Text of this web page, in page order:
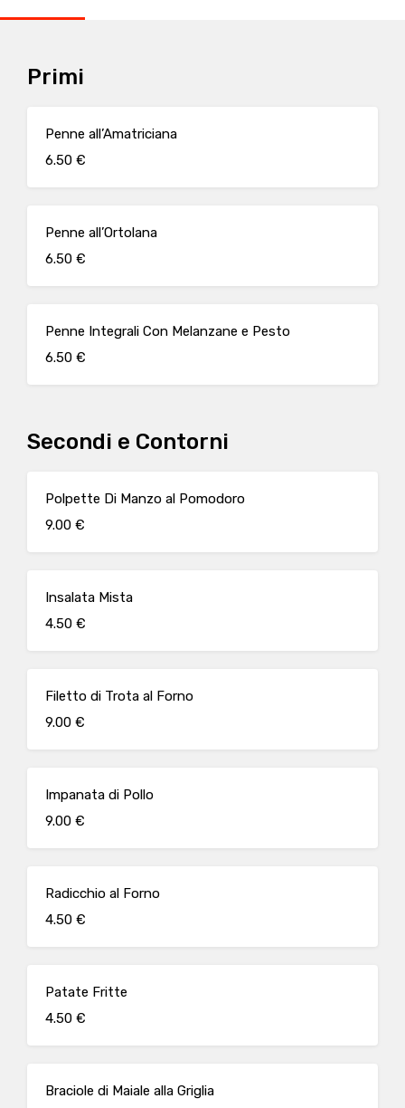
Primi
Penne all’Amatriciana
6.50 €
Penne all’Ortolana
6.50 €
Penne Integrali Con Melanzane e Pesto
6.50 €
Secondi e Contorni
Polpette Di Manzo al Pomodoro
9.00 €
Insalata Mista
4.50 €
Filetto di Trota al Forno
9.00 €
Impanata di Pollo
9.00 €
Radicchio al Forno
4.50 €
Patate Fritte
4.50 €
Braciole di Maiale alla Griglia